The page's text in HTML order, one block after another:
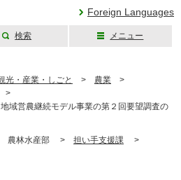
Foreign Languages
検索 メニュー
光・産業・しごと > 農業 >
>
域営農継続モデル事業の第２回要望調査の
農林水産部 > 担い手支援課 >